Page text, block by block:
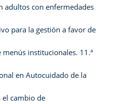
adultos con enfermedades
para la gestión a favor de
menús institucionales. 11.ª
en Autocuidado de la
el cambio de